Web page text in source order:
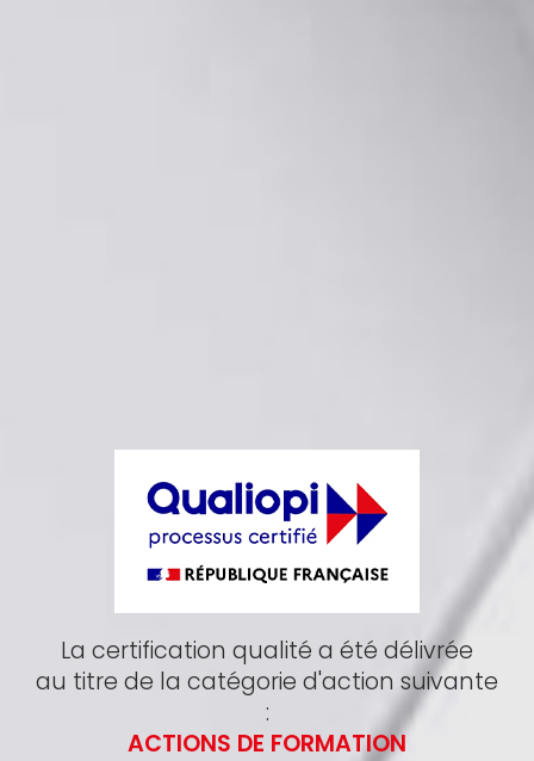
La certification qualité a été délivrée
au titre de la catégorie d'action suivante
:
ACTIONS DE FORMATION